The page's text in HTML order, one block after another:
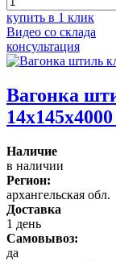
купить в 1 клик
Видео со склада
консультация
Вагонка
Наличие
в наличии
Регион:
архангельская обл.
Доставка
1 день
Самовывоз:
да